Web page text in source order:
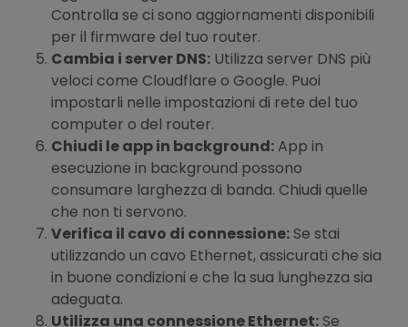
Controlla se ci sono aggiornamenti disponibili
per il firmware del tuo router.
Cambia i server DNS: Utilizza server DNS più
veloci come Cloudflare o Google. Puoi
impostarli nelle impostazioni di rete del tuo
computer o del router.
Chiudi le app in background:App in
esecuzione in background possono
consumare larghezza di banda. Chiudi quelle
che non ti servono.
Verifica il cavo di connessione: Se stai
utilizzando un cavo Ethernet, assicurati che sia
in buone condizioni e che la sua lunghezza sia
adeguata.
Utilizza una connessione Ethernet: Se